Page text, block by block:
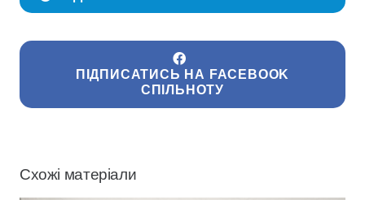
ПІДПИСАТИСЬ НА FACEBOOK
СПІЛЬНОТУ
Схожі матеріали